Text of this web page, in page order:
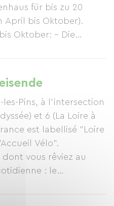
für bis zu 20
April bis Oktober).
Oktober: – Die
Eel“ aus Holz für 2
ein
für 2 bis 7 Personen –
Wanderer,
alle, die einfaches
les-Pins, à l'intersection
et 6 (La Loire à
est labellisé "Loire
Vélo".
vous rêviez au
: le